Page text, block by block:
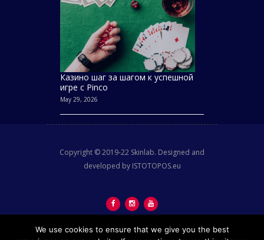
Казино шаг за шагом к успешной
игре с Pinco
May 29, 2026
Copyright © 2019-22 Skinlab. Designed and
developed by ISTOTOPOS.eu
We use cookies to ensure that we give you the best